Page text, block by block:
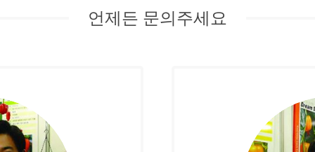
언제든 문의주세요